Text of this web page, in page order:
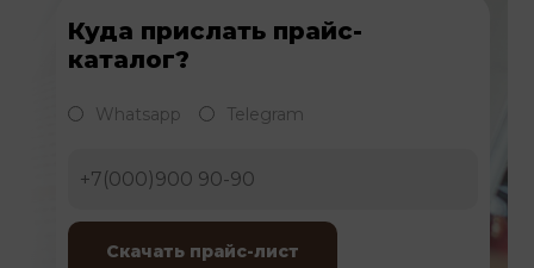
Куда прислать прайс-
каталог?
Whatsapp Telegram